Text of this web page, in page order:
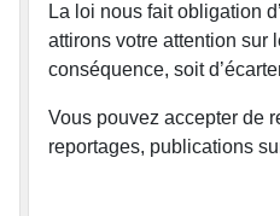
La loi nous fait obligation
attirons votre attention sur
conséquence, soit
Vous pouvez accepter de
reportages, publications